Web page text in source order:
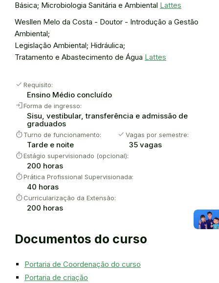
Básica; Microbiologia Sanitária e Ambiental Lattes
Wesllen Melo da Costa - Doutor - Introdução a Gestão
Ambiental;
Legislação Ambiental; Hidráulica;
Tratamento e Abastecimento de Água Lattes
check Requisito:
Ensino Médio concluído
loginForma de ingresso:
Sisu, vestibular, transferência e admissão de
graduados
timerTurno de funcionamento:
Tarde e noite
check Vagas por semestre:
35 vagas
timerEstágio supervisionado (opcional):
200 horas
timerPrática Profissional Supervisionada:
40 horas
timerCurricularização da Extensão:
200 horas
Documentos do curso
Portaria de Coordenação do curso
Portaria de criação